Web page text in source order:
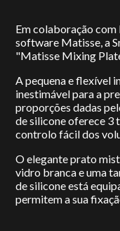
Em colaboração
software Matisse, a
"Matisse Mixing
A pequena e flexível
inestimável para a
proporções dadas
de silicone oferece 3
controlo fácil dos
O elegante prato
vidro branca e uma
de silicone está
permitem a sua